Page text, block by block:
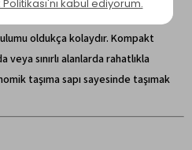
oldukça kolaydır. Kompakt
sınırlı alanlarda rahatlıkla
taşıma sapı sayesinde taşımak